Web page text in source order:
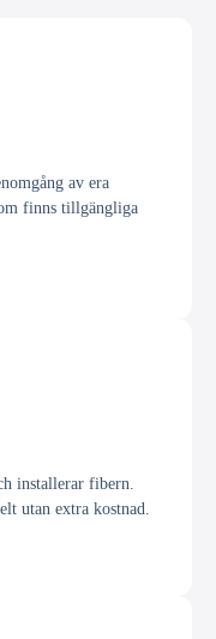
av era
finns tillgängliga
installerar fibern.
utan extra kostnad.